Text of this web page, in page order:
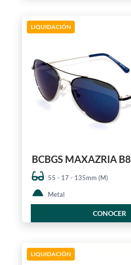
LIQUIDACIÓN
BCBGS MAXAZRIA
55 - 17 - 135mm (M)
Metal
CONOCER
LIQUIDACIÓN